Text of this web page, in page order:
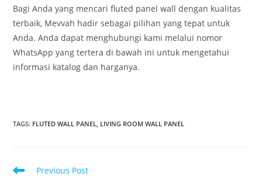
Bagi Anda yang mencari fluted panel wall dengan kualitas
terbaik, Mevvah hadir sebagai pilihan yang tepat untuk
Anda. Anda dapat menghubungi kami melalui nomor
WhatsApp yang tertera di bawah ini untuk mengetahui
informasi katalog dan harganya.
TAGS: FLUTED WALL PANEL LIVING ROOM WALL PANEL
Read
Previous Post